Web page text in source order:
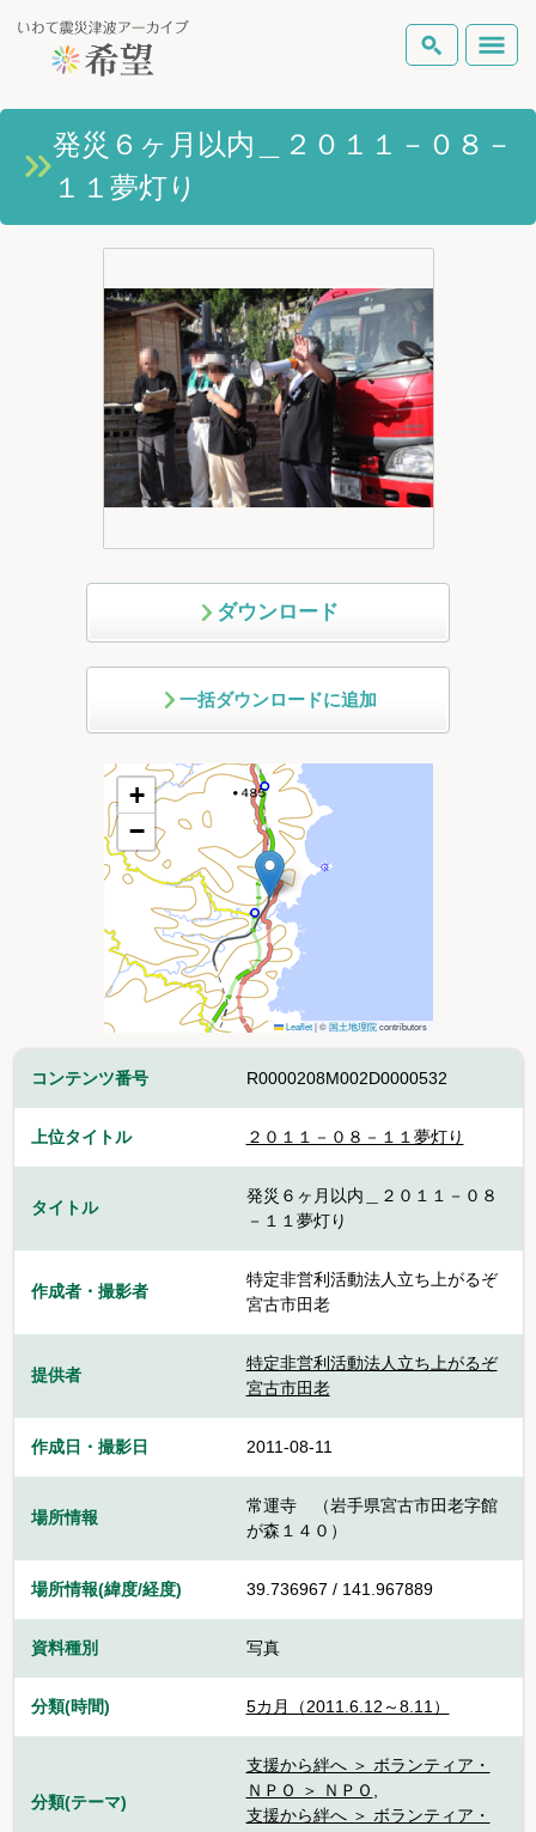
いわて震災津波アーカイブとは
岩手県の被害状況
ピックアップコンテンツ
Foreign Laguage
検索
発災６ヶ月以内＿２０１１－０８－
１１夢灯り
ダウンロード
一括ダウンロードに追加
+
−
Leaflet |©国土地理院contributors
コンテンツ番号 R0000208M002D0000532
上位タイトル ２０１１－０８－１１夢灯り
タイトル
発災６ヶ月以内＿２０１１－０８
－１１夢灯り
作成者・撮影者
特定非営利活動法人立ち上がるぞ
宮古市田老
提供者
特定非営利活動法人立ち上がるぞ
宮古市田老
作成日・撮影日 2011-08-11
場所情報
常運寺 （岩手県宮古市田老字館
が森１４０）
場所情報(緯度/経度) 39.736967 / 141.967889
資料種別 写真
分類(時間) 5カ月（2011.6.12～8.11）
分類(テーマ)
支援から絆へ ＞ ボランティア・
ＮＰＯ ＞ ＮＰＯ ,
支援から絆へ ＞ ボランティア・